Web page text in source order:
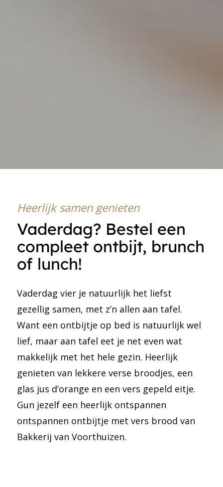
Heerlijk samen genieten
Vaderdag? Bestel een
compleet ontbijt, brunch
of lunch!
Vaderdag vier je natuurlijk het liefst
gezellig samen, met z’n allen aan tafel.
Want een ontbijtje op bed is natuurlijk wel
lief, maar aan tafel eet je net even wat
makkelijk met het hele gezin. Heerlijk
genieten van lekkere verse broodjes, een
glas jus d’orange en een vers gepeld eitje.
Gun jezelf een heerlijk ontspannen
ontspannen ontbijtje met vers brood van
Bakkerij van Voorthuizen.